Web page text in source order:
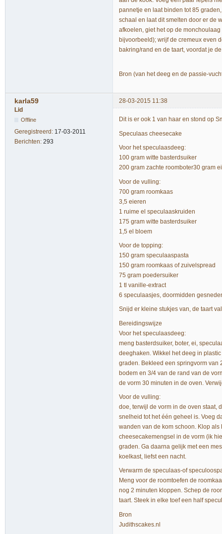
pannetje en laat binden tot 85
schaal en laat dit smelten door er de
afkoelen, giet het op de
bijvoorbeeld); wrijf de cremeux even
bakring/rand en de taart, voordat je
Bron (van het deeg en de passie-
karla59
28-03-2015 11:38
Lid
Offline
Geregistreerd: 17-03-2011
Berichten: 293
Dit is er ook 1 van haar en stond op
Speculaas cheesecake
Voor het speculaasdeeg:
100 gram witte basterdsuiker
200 gram zachte roomboter30 gram
Voor de vulling:
700 gram roomkaas
3,5 eieren
1 ruime el speculaaskruiden
175 gram witte basterdsuiker
1,5 el bloem
Voor de topping:
150 gram speculaaspasta
150 gram roomkaas of zuivelspread
75 gram poedersuiker
1 tl vanille-extract
6 speculaasjes, doormidden
Snijd er kleine stukjes van, de taart
Bereidingswijze
Voor het speculaasdeeg:
meng basterdsuiker, boter, ei,
deeghaken. Wikkel het deeg in
graden. Bekleed een springvorm van
bodem en 3/4 van de rand van de
de vorm 30 minuten in de oven.
Voor de vulling:
doe, terwijl de vorm in de oven staat,
snelheid tot het één geheel is. Voeg
wanden van de kom schoon. Klop
cheesecakemengsel in de vorm (ik
graden. Ga daarna gelijk met een
koelkast, liefst een nacht.
Verwarm de speculaas-of
Meng voor de roomtoefen de
nog 2 minuten kloppen. Schep de
taart. Steek in elke toef een half
Bron
Judithscakes.nl